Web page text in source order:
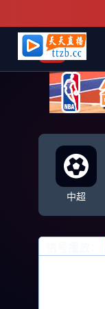
天天直播网
中超